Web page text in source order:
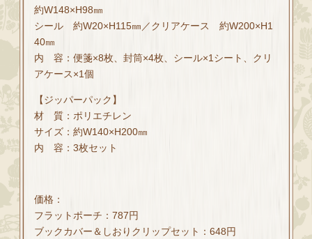
約W148×H98㎜
シール 約W20×H115㎜／クリアケース 約W200×H1
40㎜
内 容：便箋×8枚、封筒×4枚、シール×1シート、クリ
アケース×1個
【ジッパーパック】
材 質：ポリエチレン
サイズ：約W140×H200㎜
内 容：3枚セット
価格：
フラットポーチ：787円
ブックカバー＆しおりクリップセット：648円